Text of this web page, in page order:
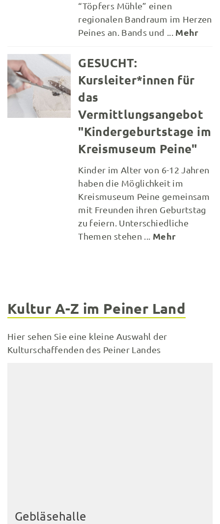
“Töpfers Mühle” einen
regionalen Bandraum im Herzen
Peines an. Bands und ... Mehr
GESUCHT:
Kursleiter*innen für
das
Vermittlungsangebot
"Kindergeburtstage im
Kreismuseum Peine"
Kinder im Alter von 6-12 Jahren
haben die Möglichkeit im
Kreismuseum Peine gemeinsam
mit Freunden ihren Geburtstag
zu feiern. Unterschiedliche
Themen stehen ... Mehr
Kultur A-Z im Peiner Land
Hier sehen Sie eine kleine Auswahl der
Kulturschaffenden des Peiner Landes
Gebläsehalle